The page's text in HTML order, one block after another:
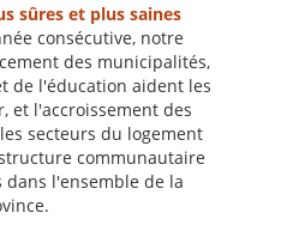
sûres et plus saines
consécutive, notre
des municipalités,
de l'éducation aident les
et l'accroissement des
secteurs du logement
communautaire
l'ensemble de la